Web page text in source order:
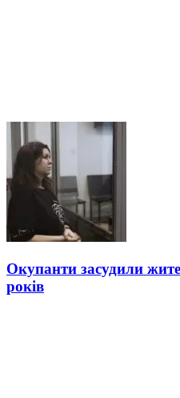
Окупанти засудили
років